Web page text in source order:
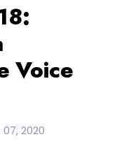
Voice
2020